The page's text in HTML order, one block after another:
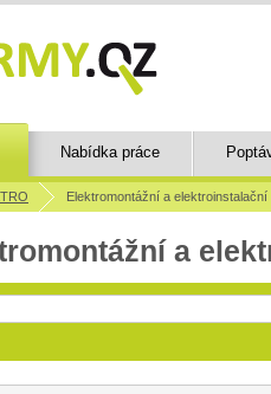
Nabídka práce
Elektromontážní a elektroinstalační
a